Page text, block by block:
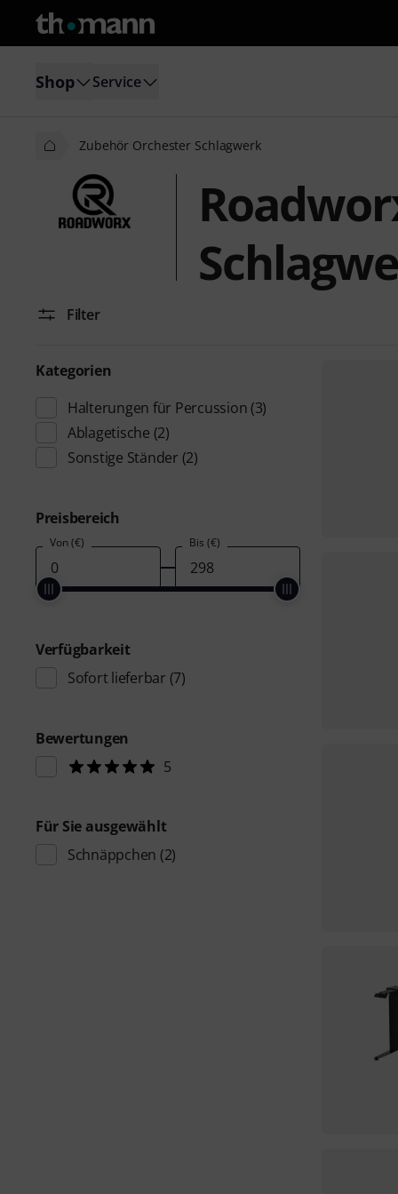
Shop Service
Zubehör Orchester Schlagwerk
Filter
Kategorien
Halterungen für Percussion (3)
Ablagetische (2)
Sonstige Ständer (2)
Preisbereich
Von (€) Bis (€)
Verfügbarkeit
Sofort lieferbar (7)
Bewertungen
5
Für Sie ausgewählt
Schnäppchen (2)